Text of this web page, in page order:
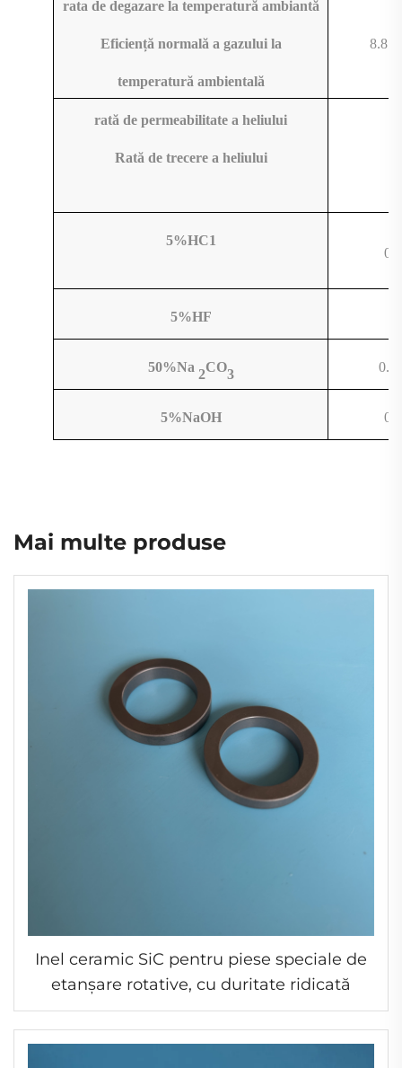
rata de degazare la temperatură ambiantă
Eficiență normală a gazului la
temperatură ambientală
rată de permeabilitate a heliului
Rată de trecere a heliului
5%HC1
5%HF
50%Na 2CO3
5%NaOH
Mai multe produse
Inel ceramic SiC pentru piese speciale de
etanșare rotative, cu duritate ridicată